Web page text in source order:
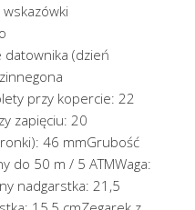
datownika (dzień
przy kopercie: 22
zapięciu: 20
46 mmGrubość
do 50 m / 5 ATMWaga:
nadgarstka: 21,5